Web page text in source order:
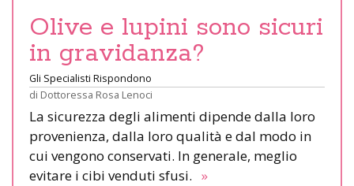
Olive e lupini sono sicuri
in gravidanza?
Gli Specialisti Rispondono
di Dottoressa Rosa Lenoci
La sicurezza degli alimenti dipende dalla loro
provenienza, dalla loro qualità e dal modo in
cui vengono conservati. In generale, meglio
evitare i cibi venduti sfusi. »